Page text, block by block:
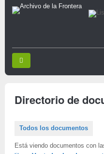
Directorio de
Todos los documentos
Está viendo documentos con